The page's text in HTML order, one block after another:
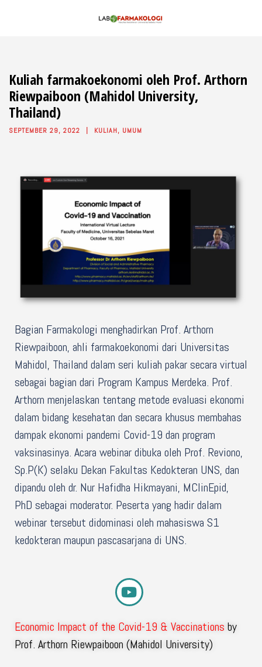
Kuliah farmakoekonomi oleh Prof. Arthorn
Riewpaiboon (Mahidol University,
Thailand)
SEPTEMBER 29, 2022 KULIAH, UMUM
Bagian Farmakologi menghadirkan Prof. Arthorn
Riewpaiboon, ahli farmakoekonomi dari Universitas
Mahidol, Thailand dalam seri kuliah pakar secara virtual
sebagai bagian dari Program Kampus Merdeka. Prof.
Arthorn menjelaskan tentang metode evaluasi ekonomi
dalam bidang kesehatan dan secara khusus membahas
dampak ekonomi pandemi Covid-19 dan program
vaksinasinya. Acara webinar dibuka oleh Prof. Reviono,
Sp.P(K) selaku Dekan Fakultas Kedokteran UNS, dan
dipandu oleh dr. Nur Hafidha Hikmayani, MClinEpid,
PhD sebagai moderator. Peserta yang hadir dalam
webinar tersebut didominasi oleh mahasiswa S1
kedokteran maupun pascasarjana di UNS.
Economic Impact of the Covid-19 & Vaccinations by
Prof. Arthorn Riewpaiboon (Mahidol University)